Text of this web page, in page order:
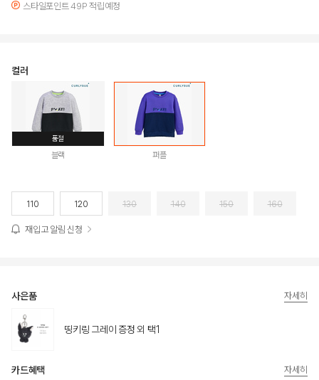
스타일포인트 49P 적립예정
컬러
품절
블랙 퍼플
110 120 130 140 150 160
재입고 알림 신청
사은품
띵키링 그레이 증정 외 택1
자세히
카드혜택
자세히